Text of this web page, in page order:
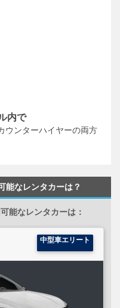
内で
ウンターハイヤーの両方
能なレンタカーは？
能なレンタカーは：
中型車エリート